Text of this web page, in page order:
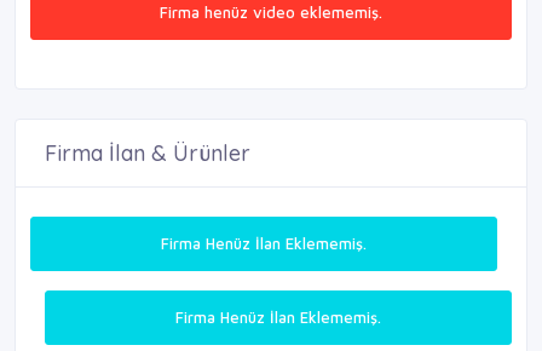
Firma henüz video eklememiş.
Firma İlan & Ürünler
Firma Henüz İlan Eklememiş.
Firma Henüz İlan Eklememiş.